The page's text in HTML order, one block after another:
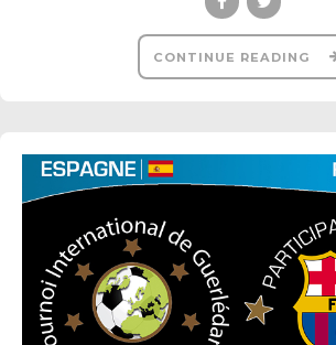
CONTINUE READING